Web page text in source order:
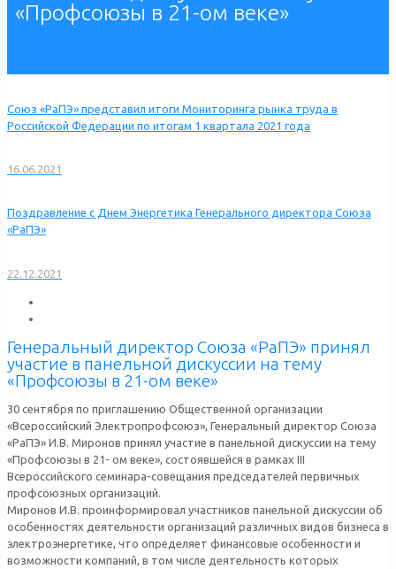
«Профсоюзы в 21-ом веке»
Союз «РаПЭ» представил итоги Мониторинга рынка труда в
Российской Федерации по итогам 1 квартала 2021 года
16.06.2021
Поздравление с Днем Энергетика Генерального директора Союза
«РаПЭ»
22.12.2021
Генеральный директор Союза «РаПЭ» принял
участие в панельной дискуссии на тему
«Профсоюзы в 21-ом веке»
30 сентября по приглашению Общественной организации
«Всероссийский Электропрофсоюз», Генеральный директор Союза
«РаПЭ» И.В. Миронов принял участие в панельной дискуссии на тему
«Профсоюзы в 21- ом веке», состоявшейся в рамках III
Всероссийского семинара-совещания председателей первичных
профсоюзных организаций.
Миронов И.В. проинформировал участников панельной дискуссии об
особенностях деятельности организаций различных видов бизнеса в
электроэнергетике, что определяет финансовые особенности и
возможности компаний, в том числе деятельность которых